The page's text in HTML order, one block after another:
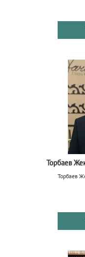
Торбаев
Торбаев